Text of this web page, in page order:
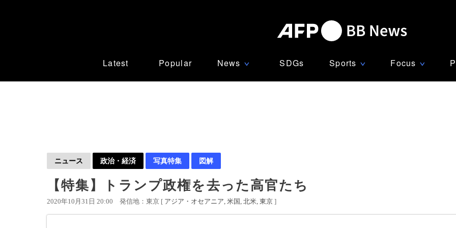
Latest Popular News ∨ SDGs Sports ∨ Focus ∨
ニュース 政治・経済 写真特集 図解
【特集】トランプ政権を去った高官たち
2020年10月31日 20:00 発信地：東京 [ アジア・オセアニア 米国 北米 東京 ]